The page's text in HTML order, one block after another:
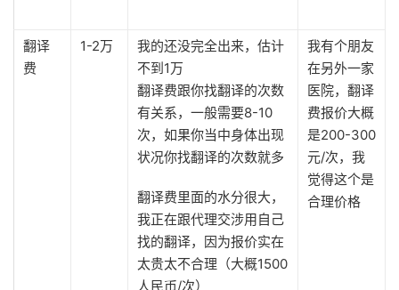
翻译
费
1-2万
我的还没完全出来，估计
不到1万
翻译费跟你找翻译的次数
有关系，一般需要8-10
次，如果你当中身体出现
状况你找翻译的次数就多
翻译费里面的水分很大，
我正在跟代理交涉用自己
找的翻译，因为报价实在
太贵太不合理（大概1500
人民币/次）
我有个朋友
在另外一家
医院，翻译
费报价大概
是200-300
元/次，我
觉得这个是
合理价格